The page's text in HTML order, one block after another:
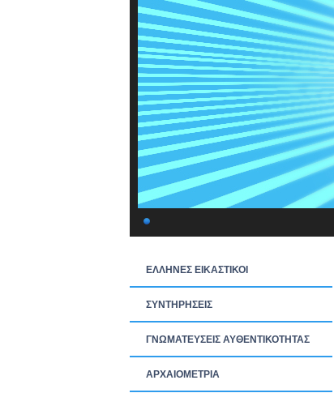
ΕΛΛΗΝΕΣ ΕΙΚΑΣΤΙΚΟΙ
ΣΥΝΤΗΡΗΣΕΙΣ
ΓΝΩΜΑΤΕΥΣΕΙΣ ΑΥΘΕΝΤΙΚΟΤΗΤΑΣ
ΑΡΧΑΙΟΜΕΤΡΙΑ